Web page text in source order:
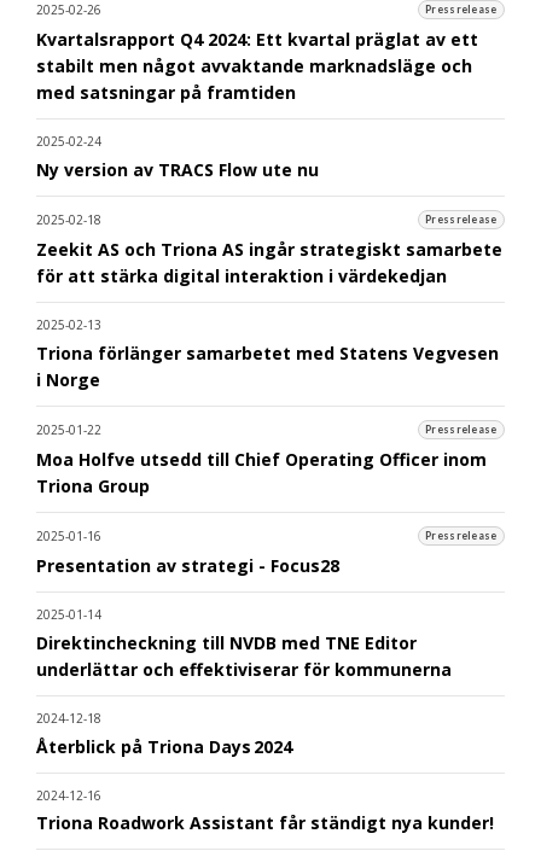
2025-02-26 Pressrelease
Kvartalsrapport Q4 2024: Ett kvartal präglat av ett
stabilt men något avvaktande marknadsläge och
med satsningar på framtiden
2025-02-24
Ny version av TRACS Flow ute nu
2025-02-18 Pressrelease
Zeekit AS och Triona AS ingår strategiskt samarbete
för att stärka digital interaktion i värdekedjan
2025-02-13
Triona förlänger samarbetet med Statens Vegvesen
i Norge
2025-01-22 Pressrelease
Moa Holfve utsedd till Chief Operating Officer inom
Triona Group
2025-01-16 Pressrelease
Presentation av strategi - Focus28
2025-01-14
Direktincheckning till NVDB med TNE Editor
underlättar och effektiviserar för kommunerna
2024-12-18
Återblick på Triona Days 2024
2024-12-16
Triona Roadwork Assistant får ständigt nya kunder!